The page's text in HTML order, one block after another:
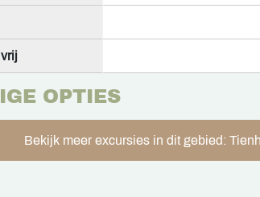
OPTIES
Bekijk meer excursies in dit gebied: